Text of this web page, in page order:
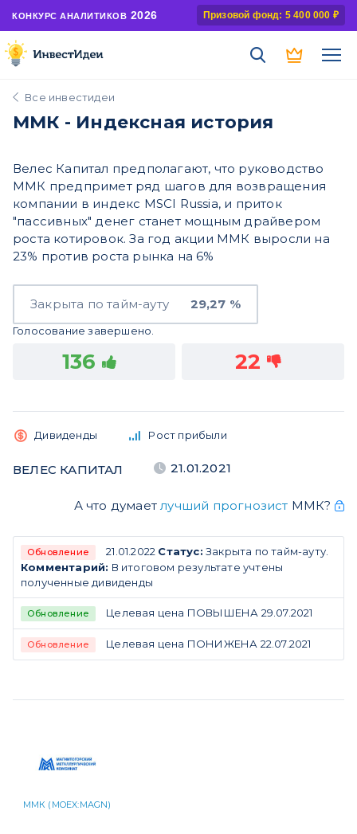
КОНКУРС АНАЛИТИКОВ 2026 Призовой фонд: 5 400 000 ₽
Все инвестидеи
ММК - Индексная история
Велес Капитал предполагают, что руководство
ММК предпримет ряд шагов для возвращения
компании в индекс MSCI Russia, и приток
"пассивных" денег станет мощным драйвером
роста котировок. За год акции ММК выросли на
23% против роста рынка на 6%
Закрыта по тайм-ауту 29,27 %
Голосование завершено.
136 22
Дивиденды Рост прибыли
ВЕЛЕС КАПИТАЛ 21.01.2021
А что думает лучший прогнозист ММК?
Обновление 21.01.2022 Статус: Закрыта по тайм-ауту.
Комментарий: В итоговом результате учтены
полученные дивиденды
Обновление Целевая цена ПОВЫШЕНА 29.07.2021
Обновление Целевая цена ПОНИЖЕНА 22.07.2021
ММК (MOEX:MAGN)